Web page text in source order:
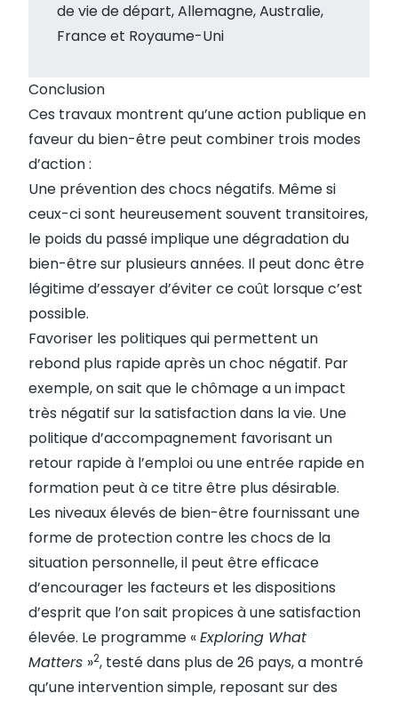
de vie de départ, Allemagne, Australie,
France et Royaume-Uni
Conclusion
Ces travaux montrent qu’une action publique en
faveur du bien-être peut combiner trois modes
d’action :
Une prévention des chocs négatifs. Même si
ceux-ci sont heureusement souvent transitoires,
le poids du passé implique une dégradation du
bien-être sur plusieurs années. Il peut donc être
légitime d’essayer d’éviter ce coût lorsque c’est
possible.
Favoriser les politiques qui permettent un
rebond plus rapide après un choc négatif. Par
exemple, on sait que le chômage a un impact
très négatif sur la satisfaction dans la vie. Une
politique d’accompagnement favorisant un
retour rapide à l’emploi ou une entrée rapide en
formation peut à ce titre être plus désirable.
Les niveaux élevés de bien-être fournissant une
forme de protection contre les chocs de la
situation personnelle, il peut être efficace
d’encourager les facteurs et les dispositions
d’esprit que l’on sait propices à une satisfaction
élevée. Le programme «Exploring What
Matters »2, testé dans plus de 26 pays, a montré
qu’une intervention simple, reposant sur des